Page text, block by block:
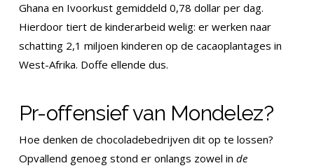
Ghana en Ivoorkust gemiddeld 0,78 dollar per dag.
Hierdoor tiert de kinderarbeid welig: er werken naar
schatting 2,1 miljoen kinderen op de cacaoplantages in
West-Afrika. Doffe ellende dus.
Pr-offensief van Mondelez?
Hoe denken de chocoladebedrijven dit op te lossen?
Opvallend genoeg stond er onlangs zowel in de